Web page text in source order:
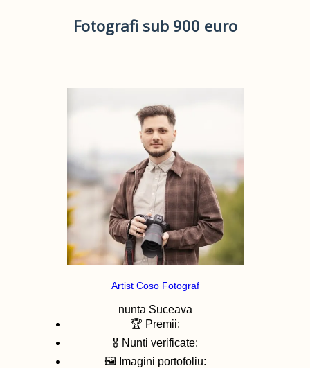
Fotografi sub 900 euro
Artist Coso Fotograf
nunta Suceava
🏆 Premii:
🎖️ Nunti verificate:
🖼️ Imagini portofoliu: